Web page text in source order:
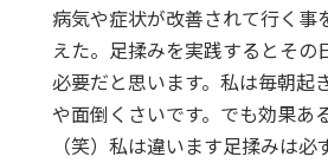
病気や症状が改善されて行く事
えた。足揉みを実践するとそ
必要だと思います。私は毎朝起
や面倒くさいです。でも効果
（笑）私は違います足揉みは